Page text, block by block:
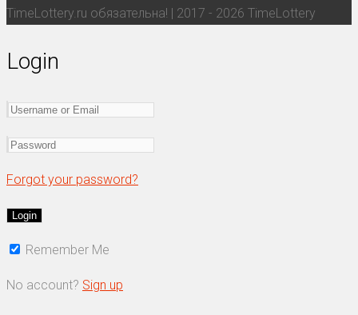
TimeLottery.ru обязательна! | 2017 - 2026 TimeLottery
Login
Forgot your password?
Remember Me
No account? Sign up